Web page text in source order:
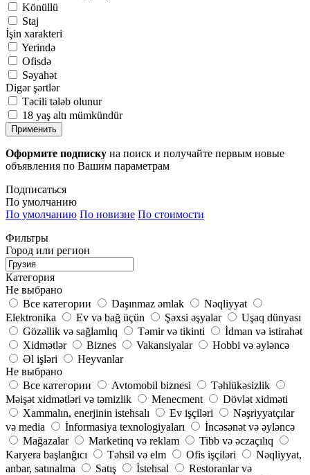
Könüllü
Staj
İşin xarakteri
Yerində
Ofisdə
Səyahət
Digər şərtlər
Təcili tələb olunur
18 yaş altı mümkündür
Применить
Оформите подписку на поиск и получайте первым новые
объявления по Вашим параметрам
Подписаться
По умолчанию
По умолчанию По новизне По стоимости
Фильтры
Город или регион
Категория
Не выбрано
Все категории
Daşınmaz əmlak
Nəqliyyat
Elektronika
Ev və bağ üçün Şəxsi əşyalar
Uşaq dünyası
Gözəllik və sağlamlıq
Təmir və tikinti
İdman və istirahət
Xidmətlər
Biznes Vakansiyalar
Hobbi və əyləncə
Əl işləri
Heyvanlar
Не выбрано
Все категории
Avtomobil biznesi
Təhlükəsizlik
Məişət xidmətləri və təmizlik
Menecment
Dövlət xidməti
Xammalın, enerjinin istehsalı
Ev işçiləri
Nəşriyyatçılar
və media
İnformasiya texnologiyaları
İncəsənət və əyləncə
Mağazalar
Marketinq və reklam
Tibb və əczaçılıq
Karyera başlanğıcı
Təhsil və elm Ofis işçiləri
Nəqliyyat,
anbar, satınalma
Satış İstehsal
Restoranlar və